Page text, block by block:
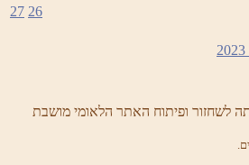
26
27
2023
לשחזור ופיתוח האתר הלאומי מושבת